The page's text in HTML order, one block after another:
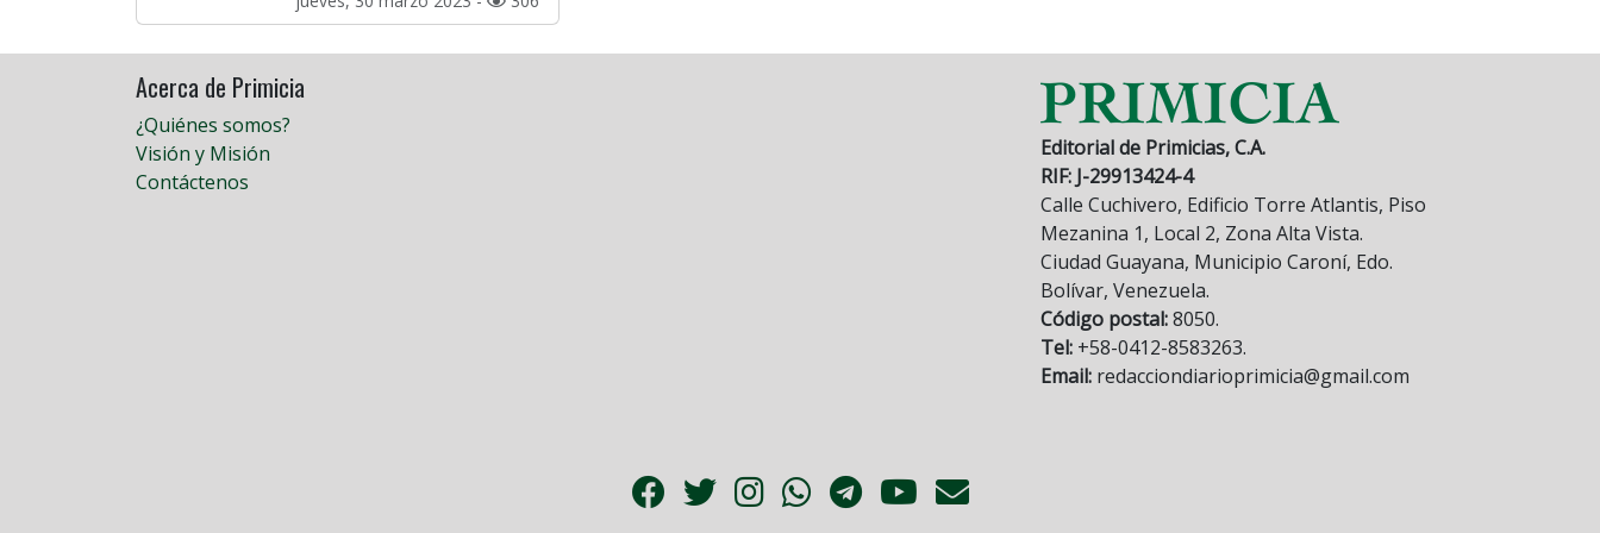
Acerca de Primicia
¿Quiénes somos?
Visión y Misión
Contáctenos
Editorial de Primicias, C.A.
RIF: J-29913424-4
Calle Cuchivero, Edificio Torre Atlantis, Piso
Mezanina 1, Local 2, Zona Alta Vista.
Ciudad Guayana, Municipio Caroní, Edo.
Bolívar, Venezuela.
Código postal:8050.
Tel: +58-0412-8583263.
Email: redacciondiarioprimicia@gmail.com